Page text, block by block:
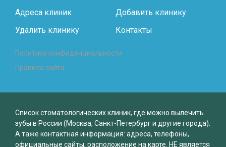
Адреса клиник
Добавить клинику
Удалить клинику
Контакты
Политика конфиденциальности
Правила сайта
Список стоматологических клиник, где можно вылечить
зубы в России (Москва, Санкт-Петербург и другие города).
А таже контактная информация: адреса, телефоны,
официальные сайты, расположение на карте. НЕ является